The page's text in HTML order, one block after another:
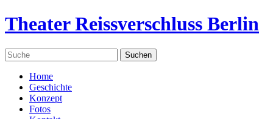
Theater Reissverschluss Berlin
Home
Geschichte
Konzept
Fotos